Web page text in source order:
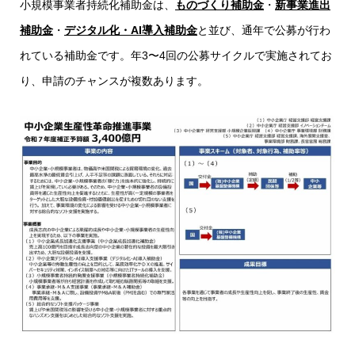
小規模事業者持続化補助金は、 ものづくり補助金 ・ 新事業進出
補助金 ・ デジタル化・AI導入補助金と並び、通年で公募が行わ
れている補助金です。年3〜4回の公募サイクルで実施されてお
り、申請のチャンスが複数あります。